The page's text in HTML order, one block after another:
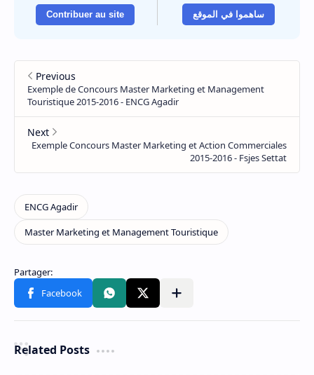
Contribuer au site ساهموا في الموقع
Related Posts